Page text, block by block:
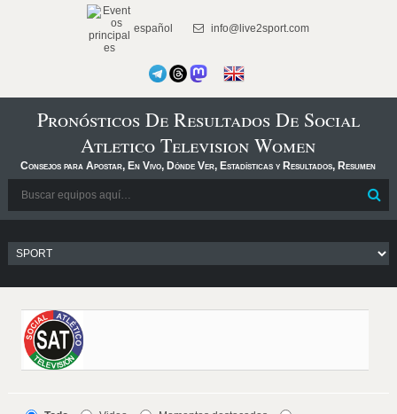
español info@live2sport.com
Pronósticos De Resultados De Social
Atletico Television Women
Consejos para Apostar, En Vivo, Dónde Ver, Estadísticas y Resultados, Resumen